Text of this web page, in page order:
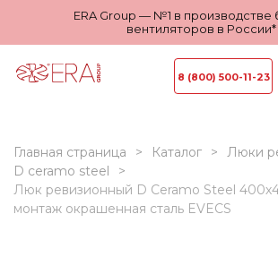
ERA Group — №1 в производстве
вентиляторов в России*
8 (800) 500-11-23
Главная страница Каталог
Люки
D ceramo steel
Люк ревизионный D Ceramo Steel
монтаж окрашенная сталь EVECS